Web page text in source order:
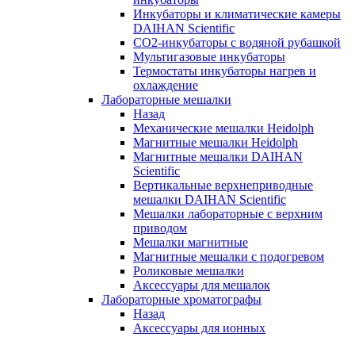
Инкубаторы и климатические камеры
DAIHAN Scientific
CO2-инкубаторы с водяной рубашкой
Мультигазовые инкубаторы
Термостаты инкубаторы нагрев и
охлаждение
Лабораторные мешалки
Назад
Механические мешалки Heidolph
Магнитные мешалки Heidolph
Магнитные мешалки DAIHAN
Scientific
Вертикальные верхнеприводные
мешалки DAIHAN Scientific
Мешалки лабораторные с верхним
приводом
Мешалки магнитные
Магнитные мешалки с подогревом
Роликовые мешалки
Аксессуары для мешалок
Лабораторные хроматографы
Назад
Аксессуары для ионных